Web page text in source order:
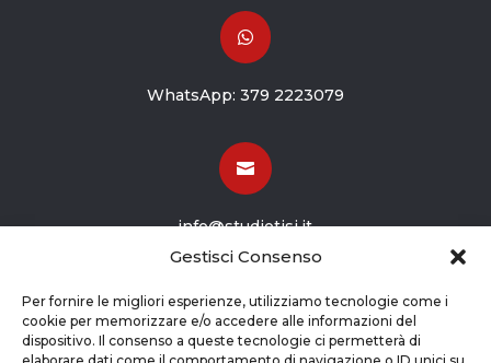
Gestisci Consenso
Per fornire le migliori esperienze, utilizziamo tecnologie come i
cookie per memorizzare e/o accedere alle informazioni del
dispositivo. Il consenso a queste tecnologie ci permetterà di

WhatsApp: 379 2223079

info@studiotisi.it

Viale Europa 8